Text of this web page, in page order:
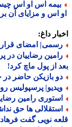
اس و مزایای آن برای
داغ:
امضای
رضاییان در
از پول ماچ کرد!
بازیکن حاضر در
پرسپولیس روی
رامین رضاییان
ها حق
نویی گفت فرهاد